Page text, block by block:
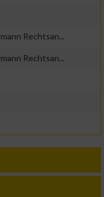
Rechtsan...
Rechtsan...